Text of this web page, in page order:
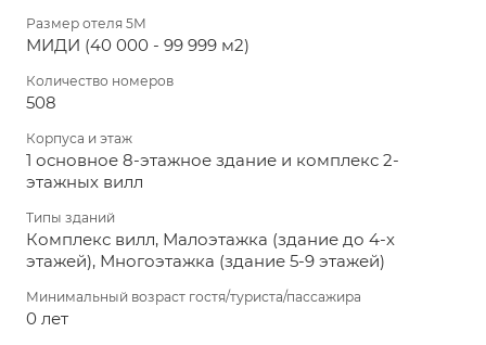
Размер отеля 5М
МИДИ (40 000 - 99 999 м2)
Количество номеров
508
Корпуса и этаж
1 основное 8-этажное здание и комплекс 2-
этажных вилл
Типы зданий
Комплекс вилл, Малоэтажка (здание до 4-х
этажей), Многоэтажка (здание 5-9 этажей)
Минимальный возраст гостя/туриста/пассажира
0 лет